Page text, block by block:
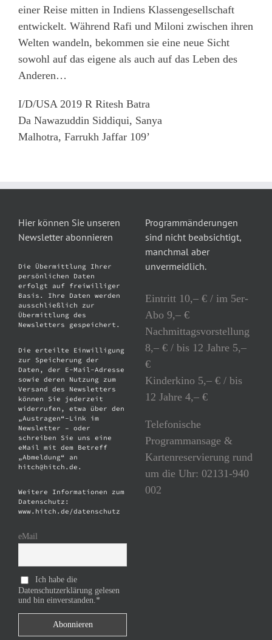
einer Reise mitten in Indiens Klassengesellschaft
entwickelt. Während Rafi und Miloni zwischen ihren
Welten wandeln, bekommen sie eine neue Sicht
sowohl auf das eigene als auch auf das Leben des
Anderen…
I/D/USA 2019 R Ritesh Batra
Da Nawazuddin Siddiqui, Sanya
Malhotra, Farrukh Jaffar 109’
Hier können Sie unseren
Newsletter abonnieren
Die Übermittlung Ihrer
persönlichen Daten
erfolgt auf freiwilliger
Basis. Ihre Daten werden
ausschließlich zur
Übermittlung des
Newsletters gespeichert.
Die erteilte Einwilligung
zur Speicherung der
Daten, der E-Mail-Adresse
sowie deren Nutzung zum
Versand des Newsletters
können Sie jederzeit
widerrufen, etwa über den
„Austragen“-Link im
Newsletter – oder
schreiben Sie uns eine
eMail mit dem Betreff
„Abmeldung“ an
hitch@hitch.de.
Weitere Informationen zum
Datenschutz:
www.hitch.de/datenschutz
eMail
Ich habe die
Datenschutzerklärung gelesen
und bin einverstanden.*
Programmänderungen
sind nicht beabsichtigt,
manchmal aber
unvermeidlich.
Eintritt 10,– € / im 5er-
Abo 9,– €
Nachmittagsvorstellung
8,– € / bis 12 Jahre 5,–
€
Kinderkino 5,– € / bis
12 Jahre 4,– €
Telefonische
Programmansage &
Kartenreservierung rund
um die Uhr: 02131-940
002